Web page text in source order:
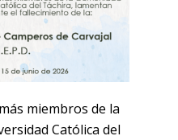
miembros de la
Católica del